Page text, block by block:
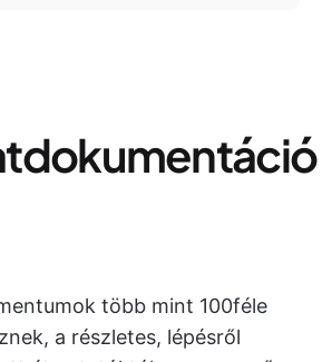
több mint 100féle
a részletes, lépésről